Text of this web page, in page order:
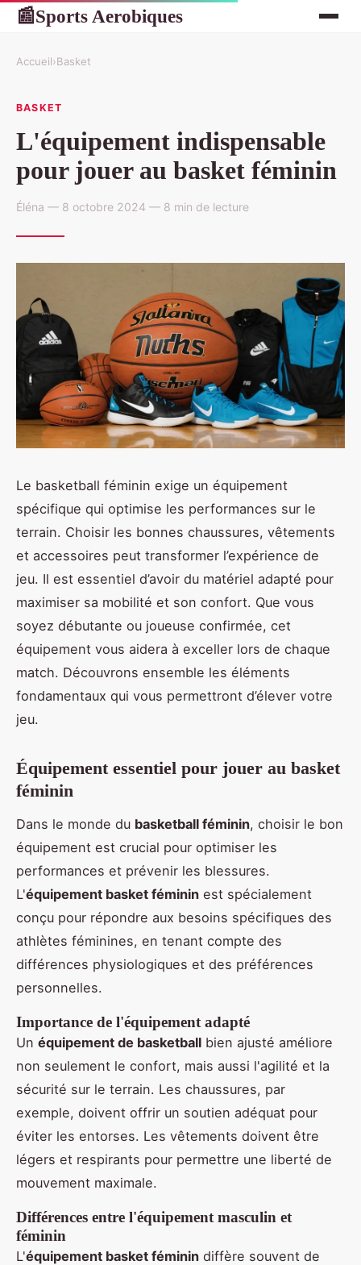
📰Sports Aerobiques
Accueil›Basket
BASKET
L'équipement indispensable
pour jouer au basket féminin
Éléna — 8 octobre 2024 — 8 min de lecture
Le basketball féminin exige un équipement
spécifique qui optimise les performances sur le
terrain. Choisir les bonnes chaussures, vêtements
et accessoires peut transformer l’expérience de
jeu. Il est essentiel d’avoir du matériel adapté pour
maximiser sa mobilité et son confort. Que vous
soyez débutante ou joueuse confirmée, cet
équipement vous aidera à exceller lors de chaque
match. Découvrons ensemble les éléments
fondamentaux qui vous permettront d’élever votre
jeu.
Équipement essentiel pour jouer au basket
féminin
Dans le monde du basketball féminin, choisir le bon
équipement est crucial pour optimiser les
performances et prévenir les blessures.
L'équipement basket féminin est spécialement
conçu pour répondre aux besoins spécifiques des
athlètes féminines, en tenant compte des
différences physiologiques et des préférences
personnelles.
Importance de l'équipement adapté
Un équipement de basketball bien ajusté améliore
non seulement le confort, mais aussi l'agilité et la
sécurité sur le terrain. Les chaussures, par
exemple, doivent offrir un soutien adéquat pour
éviter les entorses. Les vêtements doivent être
légers et respirants pour permettre une liberté de
mouvement maximale.
Différences entre l'équipement masculin et
féminin
L'équipement basket féminin diffère souvent de